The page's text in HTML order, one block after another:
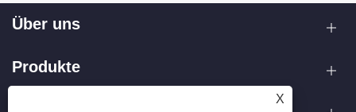
Über uns
Produkte
X